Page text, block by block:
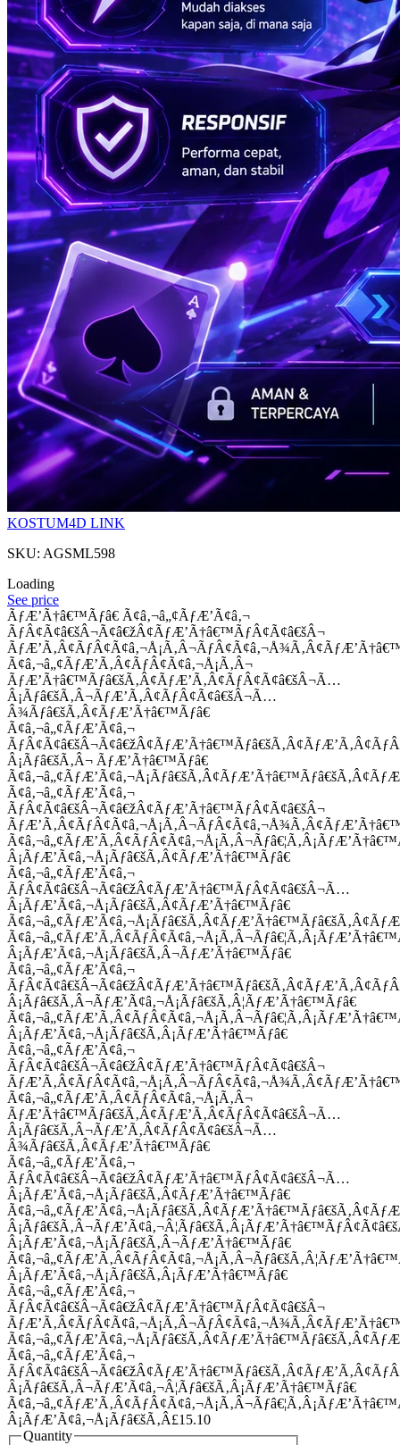
KOSTUM4D LINK
SKU: AGSML598
Loading
See price
ÃƒÆ’Ã†â€™Ãƒâ€ Ã¢â‚¬â„¢ÃƒÆ’Ã¢â‚¬
ÃƒÂ¢Ã¢â€šÂ¬Ã¢â€žÂ¢ÃƒÆ’Ã†â€™ÃƒÂ¢Ã¢â€šÂ¬
Ã¢â‚¬â„¢ÃƒÆ’Ã‚Â¢ÃƒÂ¢Ã¢â‚¬Å¡Ã‚Â¬
ÃƒÆ’Ã†â€™Ãƒâ€šÃ‚Â¢ÃƒÆ’Ã‚Â¢ÃƒÂ¢Ã¢â€šÂ¬Ã…
Â¡Ãƒâ€šÃ‚Â¬ÃƒÆ’Ã‚Â¢ÃƒÂ¢Ã¢â€šÂ¬Ã…
Â¾Ãƒâ€šÃ‚Â¢ÃƒÆ’Ã†â€™Ãƒâ€
Ã¢â‚¬â„¢ÃƒÆ’Ã¢â‚¬
Â¡Ãƒâ€šÃ‚Â¬ ÃƒÆ’Ã†â€™Ãƒâ€
Ã¢â‚¬â„¢ÃƒÆ’Ã¢â‚¬
ÃƒÂ¢Ã¢â€šÂ¬Ã¢â€žÂ¢ÃƒÆ’Ã†â€™ÃƒÂ¢Ã¢â€šÂ¬
Â¡ÃƒÆ’Ã¢â‚¬Å¡Ãƒâ€šÃ‚Â¢ÃƒÆ’Ã†â€™Ãƒâ€
Ã¢â‚¬â„¢ÃƒÆ’Ã¢â‚¬
ÃƒÂ¢Ã¢â€šÂ¬Ã¢â€žÂ¢ÃƒÆ’Ã†â€™ÃƒÂ¢Ã¢â€šÂ¬Ã…
Â¡ÃƒÆ’Ã¢â‚¬Å¡Ãƒâ€šÃ‚Â¢ÃƒÆ’Ã†â€™Ãƒâ€
Â¡ÃƒÆ’Ã¢â‚¬Å¡Ãƒâ€šÃ‚Â¬ÃƒÆ’Ã†â€™Ãƒâ€
Ã¢â‚¬â„¢ÃƒÆ’Ã¢â‚¬
Â¡Ãƒâ€šÃ‚Â¬ÃƒÆ’Ã¢â‚¬Å¡Ãƒâ€šÃ‚Â¦ÃƒÆ’Ã†â€™Ãƒâ€
Â¡ÃƒÆ’Ã¢â‚¬Å¡Ãƒâ€šÃ‚Â¡ÃƒÆ’Ã†â€™Ãƒâ€
Ã¢â‚¬â„¢ÃƒÆ’Ã¢â‚¬
ÃƒÂ¢Ã¢â€šÂ¬Ã¢â€žÂ¢ÃƒÆ’Ã†â€™ÃƒÂ¢Ã¢â€šÂ¬
Ã¢â‚¬â„¢ÃƒÆ’Ã‚Â¢ÃƒÂ¢Ã¢â‚¬Å¡Ã‚Â¬
ÃƒÆ’Ã†â€™Ãƒâ€šÃ‚Â¢ÃƒÆ’Ã‚Â¢ÃƒÂ¢Ã¢â€šÂ¬Ã…
Â¡Ãƒâ€šÃ‚Â¬ÃƒÆ’Ã‚Â¢ÃƒÂ¢Ã¢â€šÂ¬Ã…
Â¾Ãƒâ€šÃ‚Â¢ÃƒÆ’Ã†â€™Ãƒâ€
Ã¢â‚¬â„¢ÃƒÆ’Ã¢â‚¬
ÃƒÂ¢Ã¢â€šÂ¬Ã¢â€žÂ¢ÃƒÆ’Ã†â€™ÃƒÂ¢Ã¢â€šÂ¬Ã…
Â¡ÃƒÆ’Ã¢â‚¬Å¡Ãƒâ€šÃ‚Â¢ÃƒÆ’Ã†â€™Ãƒâ€
Â¡ÃƒÆ’Ã¢â‚¬Å¡Ãƒâ€šÃ‚Â¬ÃƒÆ’Ã†â€™Ãƒâ€
Â¡ÃƒÆ’Ã¢â‚¬Å¡Ãƒâ€šÃ‚Â¡ÃƒÆ’Ã†â€™Ãƒâ€
Ã¢â‚¬â„¢ÃƒÆ’Ã¢â‚¬
ÃƒÂ¢Ã¢â€šÂ¬Ã¢â€žÂ¢ÃƒÆ’Ã†â€™ÃƒÂ¢Ã¢â€šÂ¬
Ã¢â‚¬â„¢ÃƒÆ’Ã¢â‚¬
Â¡Ãƒâ€šÃ‚Â¬ÃƒÆ’Ã¢â‚¬Â¦Ãƒâ€šÃ‚Â¡ÃƒÆ’Ã†â€™Ãƒâ€
Â¡ÃƒÆ’Ã¢â‚¬Å¡Ãƒâ€šÃ‚Â£15.10
Quantity